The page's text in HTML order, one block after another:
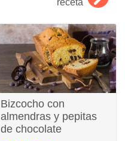
receta
Bizcocho con
almendras y pepitas
de chocolate